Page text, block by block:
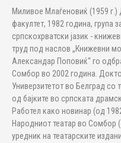
Миливое Млаѓеновиќ (1959
факултет, 1982 година, група
српскохрватски јазик -
труд под наслов „Книжевни
Александар Поповиќ“ го
Сомбор во 2002 година.
Универзитетот во Белград
од бајките во српската
Работел како новинар (од
Народниот театар во Сомбор
уредник на театарските